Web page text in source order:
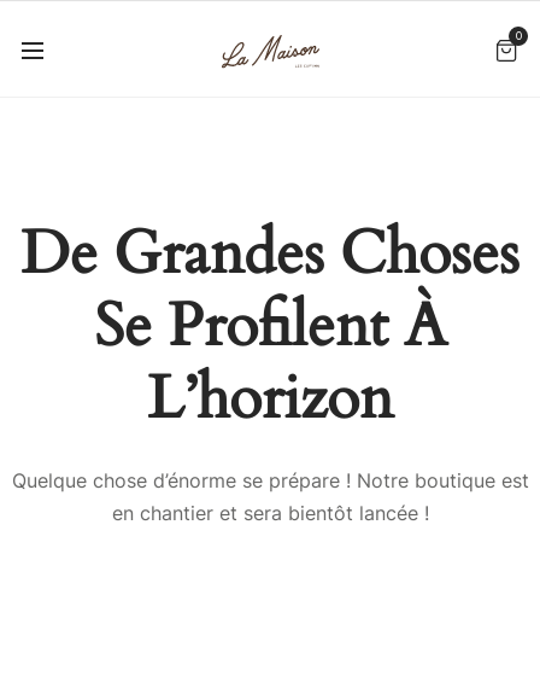
0
De Grandes Choses
Se Profilent À
L’horizon
Quelque chose d’énorme se prépare ! Notre boutique est
en chantier et sera bientôt lancée !